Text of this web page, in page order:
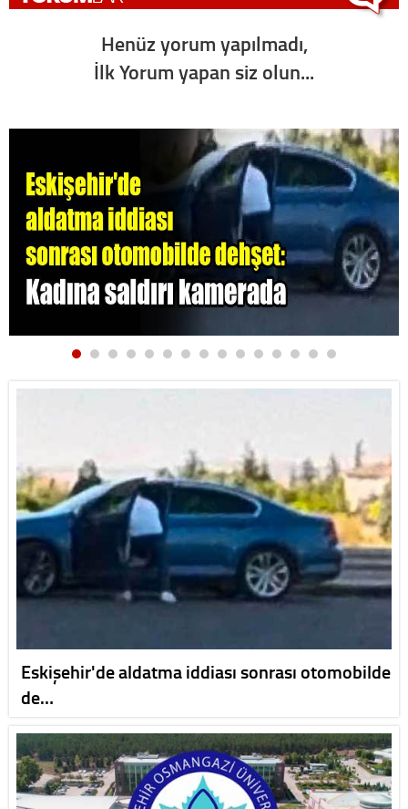
Henüz yorum yapılmadı,
İlk Yorum yapan siz olun...
Eskişehir'de aldatma iddiası sonrası otomobilde
de…